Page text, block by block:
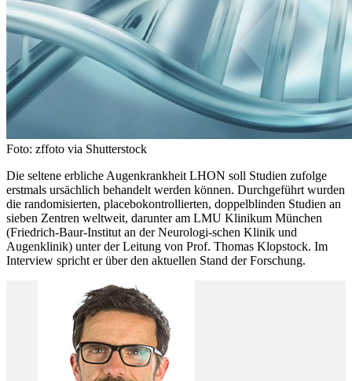
Foto: zffoto via Shutterstock
Die seltene erbliche Augenkrankheit LHON soll Studien zufolge
erstmals ursächlich behandelt werden können. Durchgeführt wurden
die randomisierten, placebokontrollierten, doppelblinden Studien an
sieben Zentren weltweit, darunter am LMU Klinikum München
(Friedrich-Baur-Institut an der Neurologi-schen Klinik und
Augenklinik) unter der Leitung von Prof. Thomas Klopstock. Im
Interview spricht er über den aktuellen Stand der Forschung.